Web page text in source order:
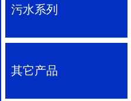
污水系列
其它产品